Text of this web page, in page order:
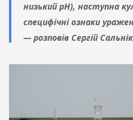
низький pH), наступна
специфічні ознаки
— розповів Сергій